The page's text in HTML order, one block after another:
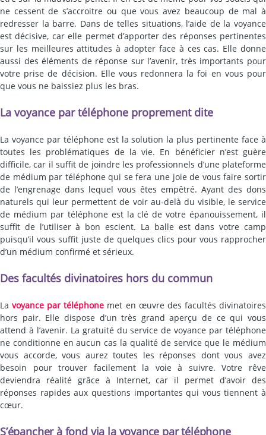
ne cessent de s’accroitre ou que vous avez beaucoup de mal à
redresser la barre. Dans de telles situations, l’aide de la voyance
est décisive, car elle permet d’apporter des réponses pertinentes
sur les meilleures attitudes à adopter face à ces cas. Elle donne
aussi des éléments de réponse sur l’avenir, très importants pour
votre prise de décision. Elle vous redonnera la foi en vous pour
que vous ne baissiez plus les bras.
La voyance par téléphone proprement dite
La voyance par téléphone est la solution la plus pertinente face à
toutes les problématiques de la vie. En bénéficier n’est guère
difficile, car il suffit de joindre les professionnels d’une plateforme
de médium par téléphone qui se fera une joie de vous faire sortir
de l’engrenage dans lequel vous êtes empêtré. Ayant des dons
naturels qui leur permettent de voir au-delà du visible, le service
de médium par téléphone est la clé de votre épanouissement, il
suffit de l’utiliser à bon escient. La balle est dans votre camp
puisqu’il vous suffit juste de quelques clics pour vous rapprocher
d’un médium confirmé et sérieux.
Des facultés divinatoires hors du commun
Lavoyance par téléphone met en œuvre des facultés divinatoires
hors pair. Elle dispose d’un très grand aperçu de ce qui vous
attend à l’avenir. La gratuité du service de voyance par téléphone
ne conditionne en aucun cas la qualité de service que le médium
vous accorde, vous aurez toutes les réponses dont vous avez
besoin pour trouver facilement la voie à suivre. Votre rêve
deviendra réalité grâce à Internet, car il permet d’avoir des
réponses rapides aux questions importantes qui vous tiennent à
cœur.
S’épancher à fond via la voyance par téléphone